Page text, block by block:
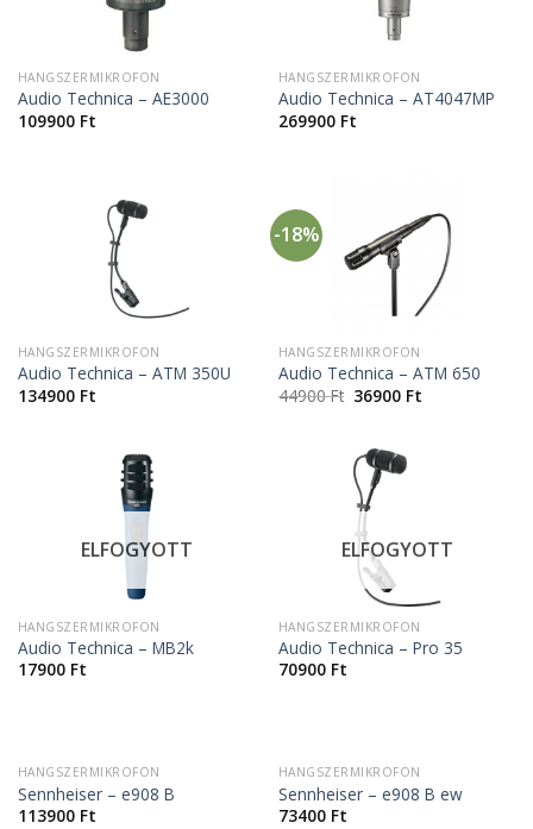
HANGSZERMIKROFON
Audio Technica – AE3000
109900 Ft
HANGSZERMIKROFON
Audio Technica – AT4047MP
269900 Ft
HANGSZERMIKROFON
Audio Technica – ATM 350U
134900 Ft
-18%
HANGSZERMIKROFON
Audio Technica – ATM 650
44900Ft 36900 Ft
ELFOGYOTT
HANGSZERMIKROFON
Audio Technica – MB2k
17900 Ft
ELFOGYOTT
HANGSZERMIKROFON
Audio Technica – Pro 35
70900 Ft
HANGSZERMIKROFON
Sennheiser – e908 B
113900 Ft
HANGSZERMIKROFON
Sennheiser – e908 B ew
73400 Ft